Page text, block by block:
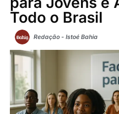
Todo o Brasil
Redação - Istoé Bahia